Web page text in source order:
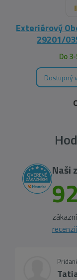
Exteriérový
29201/
Do
Dostupný
Naši